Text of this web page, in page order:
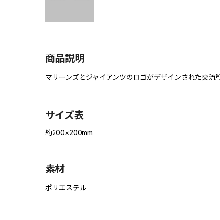
商品説明
マリーンズとジャイアンツのロゴがデザインされた交流
サイズ表
約200×200mm
素材
ポリエステル